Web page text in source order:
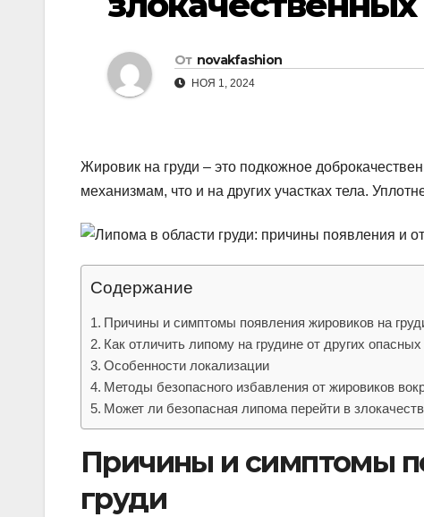
От novakfashion
НОЯ 1, 2024
Жировик на груди – это подкожное
механизмам, что и на других участках тела.
Содержание
Причины и симптомы появления жировиков на
Как отличить липому на грудине от других
Особенности локализации
Методы безопасного избавления от жировиков
Может ли безопасная липома перейти в
Причины и симптомы
груди